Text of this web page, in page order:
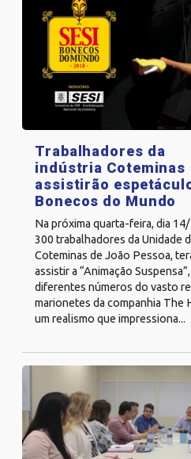
Trabalhadores da
indústria Coteminas
assistirão
Bonecos do Mundo
Na próxima quarta-feira, dia
300 trabalhadores da Unidade
Coteminas de João Pessoa,
assistir a “Animação
diferentes números do vasto
marionetes da companhia The
um realismo que impressiona...